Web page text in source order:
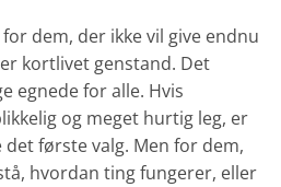
dem, der ikke vil give endnu
kortlivet genstand. Det
egnede for alle. Hvis
og meget hurtig leg, er
første valg. Men for dem,
hvordan ting fungerer, eller